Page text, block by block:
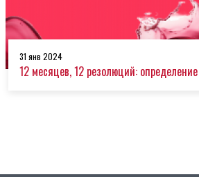
31 янв 2024
12 месяцев, 12 резолюций: